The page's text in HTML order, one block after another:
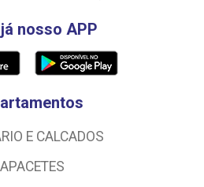
nosso APP
E CALCADOS